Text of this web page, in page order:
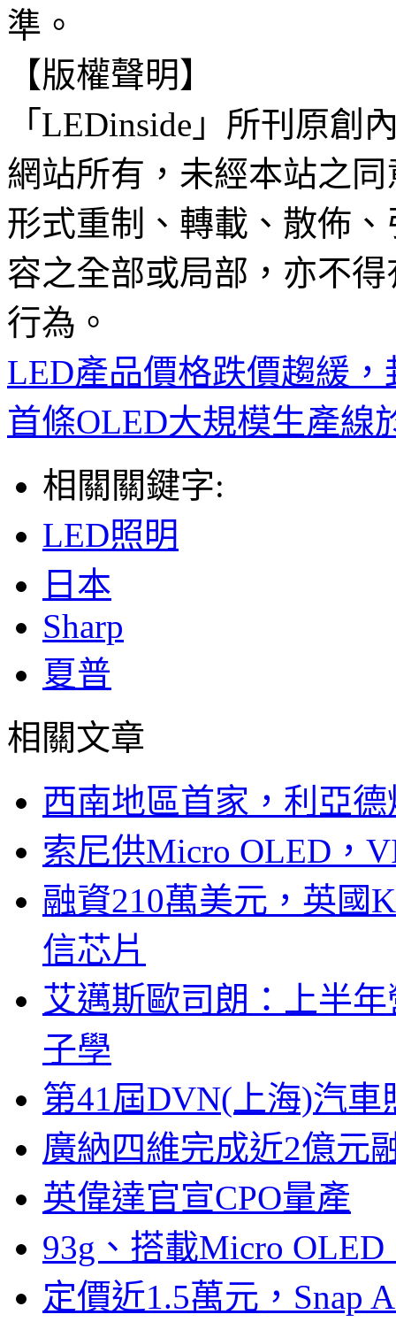
準。
【版權聲明】
「LEDinside」所刊原創
網站所有，未經本站之
形式重制、轉載、散佈
容之全部或局部，亦不
行為。
LED產品價格跌價趨緩
首條OLED大規模生產線
相關關鍵字:
LED照明
日本
Sharp
夏普
相關文章
西南地區首家，利亞
索尼供Micro OLED，
融資210萬美元，英國
信芯片
艾邁斯歐司朗：上半
子學
第41屆DVN(上海)汽
廣納四維完成近2億元
英偉達官宣CPO量產
93g、搭載Micro
定價近1.5萬元，Snap